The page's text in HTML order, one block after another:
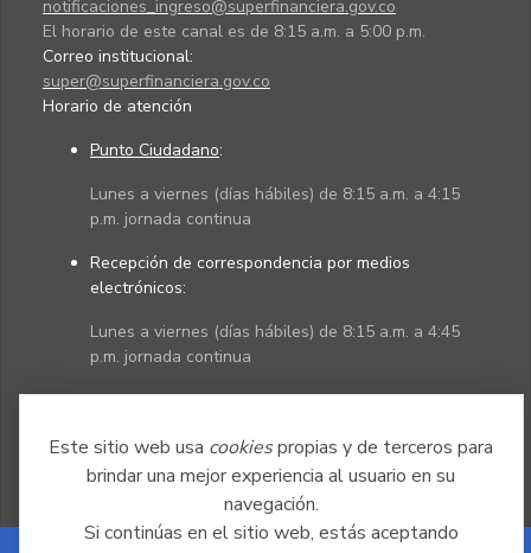
Este sitio web usa cookiespropias y de terceros para
brindar una mejor experiencia al usuario en su
navegación.
Si continúas en el sitio web, estás aceptando
notificaciones_ingreso@superfinanciera.gov.co
El horario de este canal es de 8:15 a.m. a 5:00 p.m.
Correo institucional:
super@superfinanciera.gov.co
Horario de atención
Punto Ciudadano:
Lunes a viernes (días hábiles) de 8:15 a.m. a 4:15
p.m. jornada continua
Recepción de correspondencia por medios
electrónicos:
Lunes a viernes (días hábiles) de 8:15 a.m. a 4:45
p.m. jornada continua